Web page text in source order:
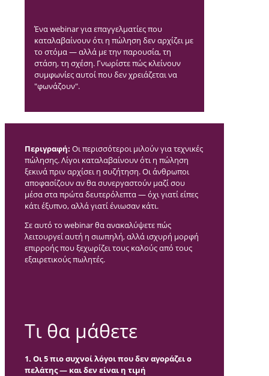
Ένα webinar για επαγγελματίες που
καταλαβαίνουν ότι η πώληση δεν αρχίζει με
το στόμα — αλλά με την παρουσία, τη
στάση, τη σχέση. Γνωρίστε πώς κλείνουν
συμφωνίες αυτοί που δεν χρειάζεται να
"φωνάζουν".
Περιγραφή: Οι περισσότεροι μιλούν για τεχνικές
πώλησης. Λίγοι καταλαβαίνουν ότι η πώληση
ξεκινά πριν αρχίσει η συζήτηση. Οι άνθρωποι
αποφασίζουν αν θα συνεργαστούν μαζί σου
μέσα στα πρώτα δευτερόλεπτα — όχι γιατί είπες
κάτι έξυπνο, αλλά γιατί ένιωσαν κάτι.
Σε αυτό το webinar θα ανακαλύψετε πώς
λειτουργεί αυτή η σιωπηλή, αλλά ισχυρή μορφή
επιρροής που ξεχωρίζει τους καλούς από τους
εξαιρετικούς πωλητές.
Τι θα μάθετε
1. Οι 5 πιο συχνοί λόγοι που δεν αγοράζει ο
πελάτης — και δεν είναι η τιμή